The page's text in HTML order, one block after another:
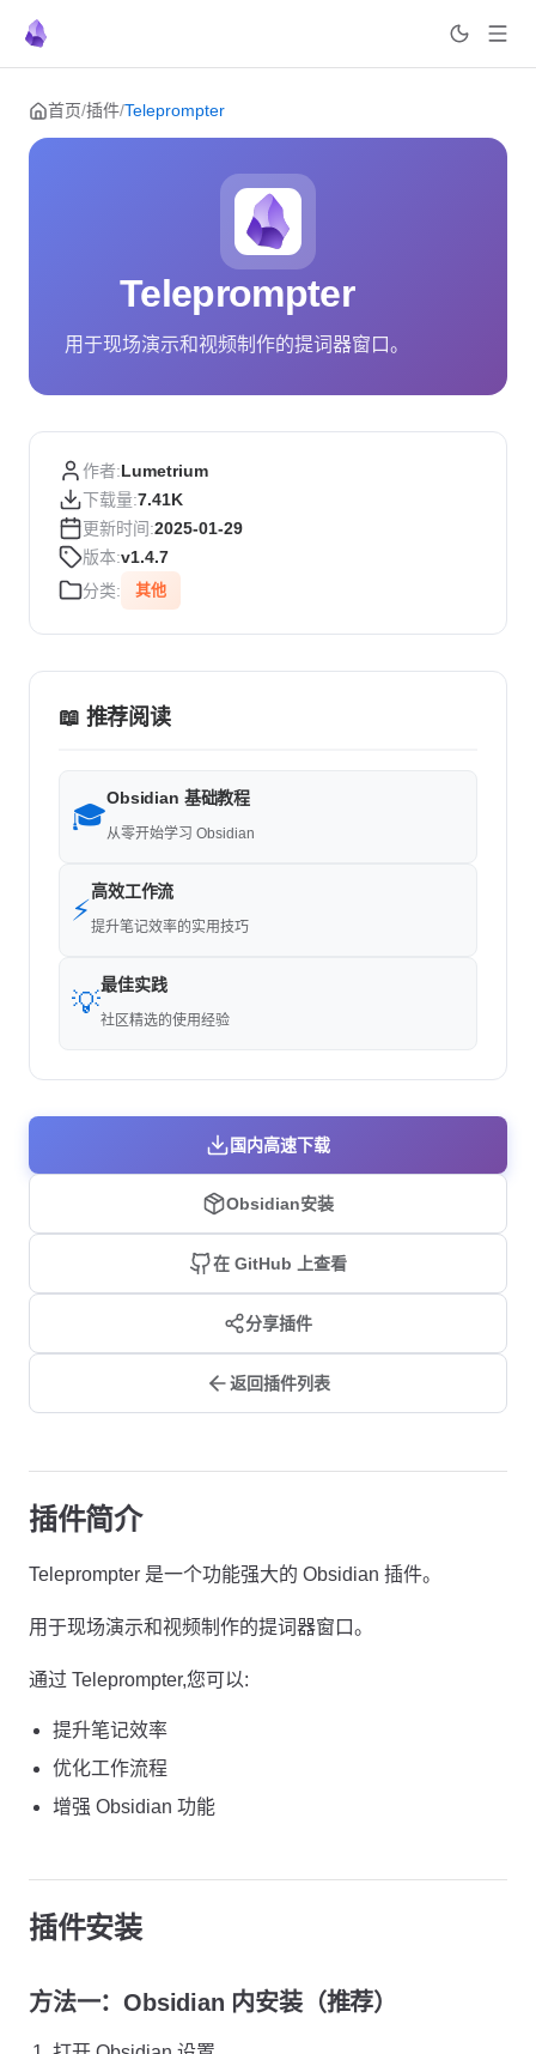
Skip to content
首页/插件/Teleprompter
Teleprompter
用于现场演示和视频制作的提词器窗口。
作者:Lumetrium
下载量:7.41K
更新时间:2025-01-29
版本:v1.4.7
分类:
其他
📖 推荐阅读
🎓
Obsidian 基础教程
从零开始学习 Obsidian
⚡
高效工作流
提升笔记效率的实用技巧
💡
最佳实践
社区精选的使用经验
国内高速下载
Obsidian安装
在 GitHub 上查看
分享插件
返回插件列表
插件简介
Teleprompter 是一个功能强大的 Obsidian 插件。
用于现场演示和视频制作的提词器窗口。
通过 Teleprompter,您可以:
提升笔记效率
优化工作流程
增强 Obsidian 功能
插件安装
方法一：Obsidian 内安装（推荐）